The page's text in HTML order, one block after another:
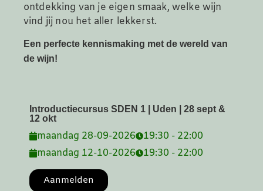
ontdekking van je eigen smaak, welke wijn
vind jij nou het aller lekkerst.
Een perfecte kennismaking met de wereld van
de wijn!
Introductiecursus SDEN 1 | Uden | 28 sept &
12 okt
maandag 28-09-2026
19:30 - 22:00
maandag 12-10-2026
19:30 - 22:00
Aanmelden